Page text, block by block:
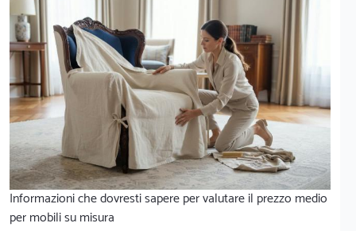
Informazioni che dovresti sapere per valutare il prezzo medio
per mobili su misura